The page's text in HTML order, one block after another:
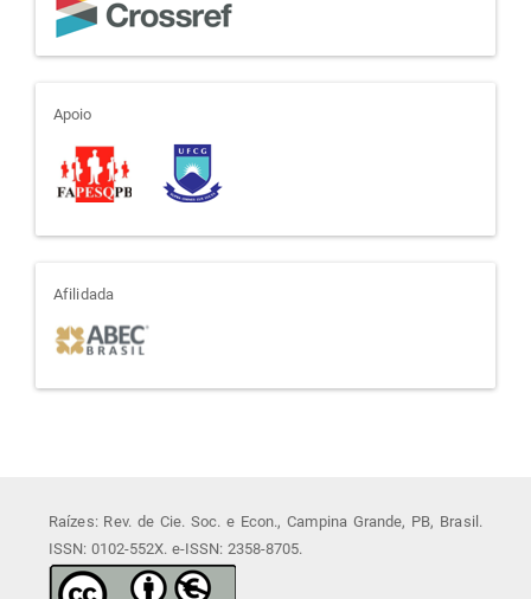
apoio
Apoio
afiliada
Afilidada
Raízes: Rev. de Cie. Soc. e Econ., Campina Grande, PB, Brasil.
ISSN: 0102-552X. e-ISSN: 2358-8705.